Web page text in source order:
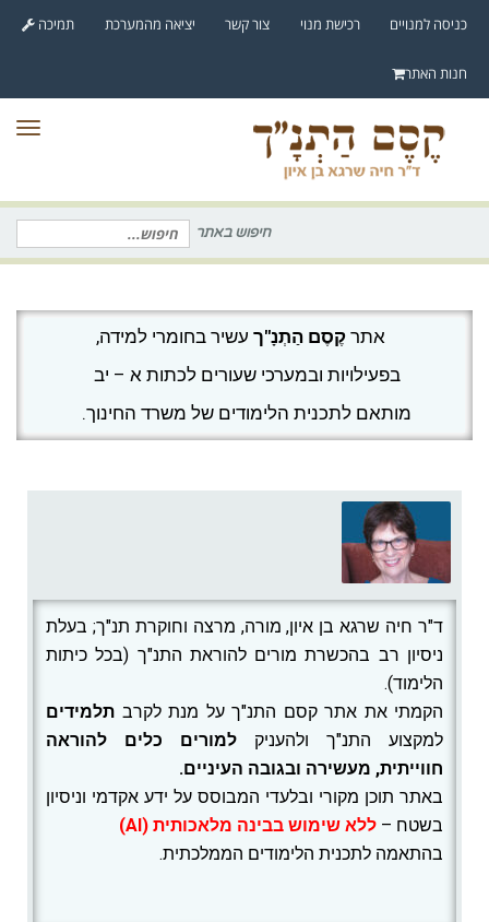
כניסה למנויים רכישת מנוי צור קשר יציאה מהמערכת תמיכה
חנות האתר
חיפוש באתר חיפוש
אתרקֶסֶם הַתְנָ"ך עשיר בחומרי למידה,
בפעילויות ובמערכי שעורים לכתות א – יב
מותאם לתכנית הלימודים של משרד החינוך.
ד"ר חיה שרגא בן איון, מורה, מרצה וחוקרת תנ"ך; בעלת
ניסיון רב בהכשרת מורים להוראת התנ"ך (בכל כיתות
הלימוד).
הקמתי את אתר קסם התנ"ך על מנת לקרב תלמידים
למקצוע התנ"ך ולהעניק למורים
כלים להוראה
חווייתית, מעשירה ובגובה העיניים.
באתר תוכן מקורי ובלעדי המבוסס על ידע אקדמי וניסיון
בשטח – ללא שימוש בבינה מלאכותית (AI)
בהתאמה לתכנית הלימודים הממלכתית.